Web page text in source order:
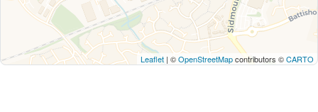
Leaflet | ©OpenStreetMapcontributors ©CARTO